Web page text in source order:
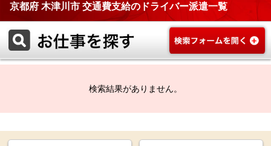
京都府 木津川市 交通費支給のドライバー派遣一覧
検索結果がありません。